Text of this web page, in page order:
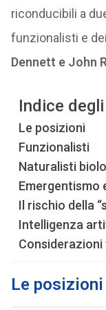
riconducibili a
funzionalisti e
Dennett e John
Indice
Le posizioni
Funzionalisti
Naturalisti
Emergentismo
Il rischio della
Intelligenza
Considerazioni
Le posizioni